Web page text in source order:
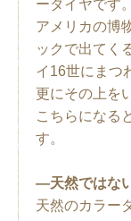
ーダイヤです。
アメリカの博
ックで出てく
イ16世にまつ
更にその上を
こちらになる
す。
―天然ではな
天然のカラー